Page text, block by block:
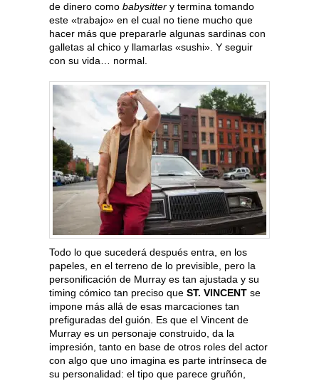
de dinero como babysitter y termina tomando
este «trabajo» en el cual no tiene mucho que
hacer más que prepararle algunas sardinas con
galletas al chico y llamarlas «sushi». Y seguir
con su vida… normal.
Todo lo que sucederá después entra, en los
papeles, en el terreno de lo previsible, pero la
personificación de Murray es tan ajustada y su
timing cómico tan preciso que ST. VINCENT se
impone más allá de esas marcaciones tan
prefiguradas del guión. Es que el Vincent de
Murray es un personaje construido, da la
impresión, tanto en base de otros roles del actor
con algo que uno imagina es parte intrínseca de
su personalidad: el tipo que parece gruñón,